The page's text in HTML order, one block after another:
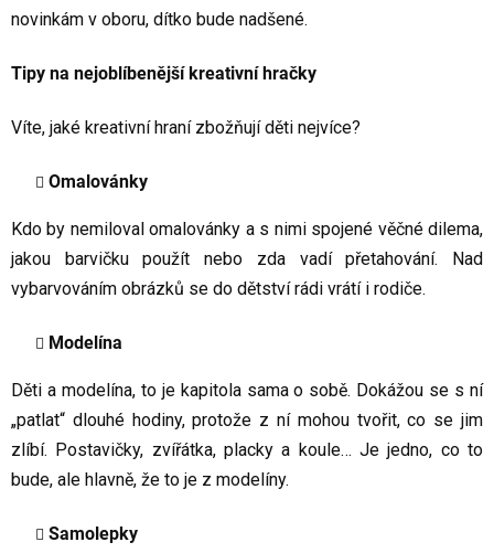
novinkám v oboru, dítko bude nadšené.
Tipy na nejoblíbenější kreativní hračky
Víte, jaké kreativní hraní zbožňují děti nejvíce?
Omalovánky
Kdo by nemiloval omalovánky a s nimi spojené věčné dilema,
jakou barvičku použít nebo zda vadí přetahování. Nad
vybarvováním obrázků se do dětství rádi vrátí i rodiče.
Modelína
Děti a modelína, to je kapitola sama o sobě. Dokážou se s ní
„patlat“ dlouhé hodiny, protože z ní mohou tvořit, co se jim
zlíbí. Postavičky, zvířátka, placky a koule… Je jedno, co to
bude, ale hlavně, že to je z modelíny.
Samolepky